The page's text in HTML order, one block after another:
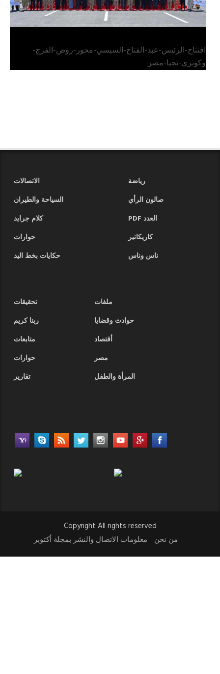
افتتاح-الرئيس-عبد-الفتاح-السيسي-محور-روض-الفرج-
وكوبري-تحيا-مصر
رياضة
الاتصالات
صالون الرأي
السياحة والطيران
العدد PDF
كلام جرايد
كاريكاتير
حوارات
ناس وناس
حكايات بخط اليد
ملفات
تحقيقات
حوادث وقضايا
ربنا كريم
أقتصاد
متابعات
مصر
حوارات
المرأة والطفل
تقارير
Copyright All rights reserved
من نحن
معلومات الاتصال والنشر بمجلة أكتوبر